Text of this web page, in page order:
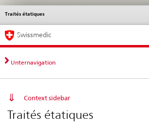
Navigation
directe:
actualités,
bases
contact
Actualités & Mises à
normes
Traités étatiques
Service
Navigation
Swissmedic
Unternavigation
Context sidebar
Traités étatiques